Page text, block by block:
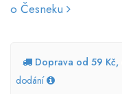
o Česneku
Doprava od 59
dodání